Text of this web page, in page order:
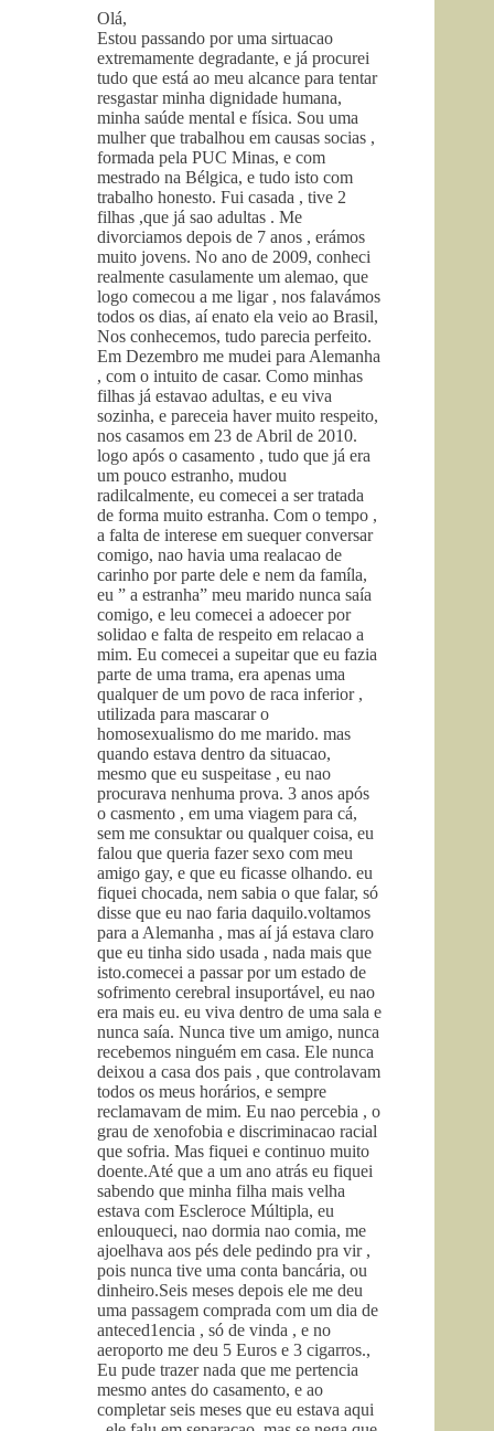
Olá,
Estou passando por uma sirtuacao
extremamente degradante, e já procurei
tudo que está ao meu alcance para tentar
resgastar minha dignidade humana,
minha saúde mental e física. Sou uma
mulher que trabalhou em causas socias ,
formada pela PUC Minas, e com
mestrado na Bélgica, e tudo isto com
trabalho honesto. Fui casada , tive 2
filhas ,que já sao adultas . Me
divorciamos depois de 7 anos , erámos
muito jovens. No ano de 2009, conheci
realmente casulamente um alemao, que
logo comecou a me ligar , nos falavámos
todos os dias, aí enato ela veio ao Brasil,
Nos conhecemos, tudo parecia perfeito.
Em Dezembro me mudei para Alemanha
, com o intuito de casar. Como minhas
filhas já estavao adultas, e eu viva
sozinha, e pareceia haver muito respeito,
nos casamos em 23 de Abril de 2010.
logo após o casamento , tudo que já era
um pouco estranho, mudou
radilcalmente, eu comecei a ser tratada
de forma muito estranha. Com o tempo ,
a falta de interese em suequer conversar
comigo, nao havia uma realacao de
carinho por parte dele e nem da famíla,
eu ” a estranha” meu marido nunca saía
comigo, e leu comecei a adoecer por
solidao e falta de respeito em relacao a
mim. Eu comecei a supeitar que eu fazia
parte de uma trama, era apenas uma
qualquer de um povo de raca inferior ,
utilizada para mascarar o
homosexualismo do me marido. mas
quando estava dentro da situacao,
mesmo que eu suspeitase , eu nao
procurava nenhuma prova. 3 anos após
o casmento , em uma viagem para cá,
sem me consuktar ou qualquer coisa, eu
falou que queria fazer sexo com meu
amigo gay, e que eu ficasse olhando. eu
fiquei chocada, nem sabia o que falar, só
disse que eu nao faria daquilo.voltamos
para a Alemanha , mas aí já estava claro
que eu tinha sido usada , nada mais que
isto.comecei a passar por um estado de
sofrimento cerebral insuportável, eu nao
era mais eu. eu viva dentro de uma sala e
nunca saía. Nunca tive um amigo, nunca
recebemos ninguém em casa. Ele nunca
deixou a casa dos pais , que controlavam
todos os meus horários, e sempre
reclamavam de mim. Eu nao percebia , o
grau de xenofobia e discriminacao racial
que sofria. Mas fiquei e continuo muito
doente.Até que a um ano atrás eu fiquei
sabendo que minha filha mais velha
estava com Escleroce Múltipla, eu
enlouqueci, nao dormia nao comia, me
ajoelhava aos pés dele pedindo pra vir ,
pois nunca tive uma conta bancária, ou
dinheiro.Seis meses depois ele me deu
uma passagem comprada com um dia de
anteced1encia , só de vinda , e no
aeroporto me deu 5 Euros e 3 cigarros.,
Eu pude trazer nada que me pertencia
mesmo antes do casamento, e ao
completar seis meses que eu estava aqui